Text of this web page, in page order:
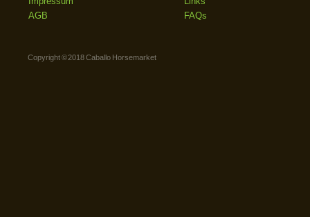
AGB
FAQs
Copyright © 2018 Caballo Horsemarket